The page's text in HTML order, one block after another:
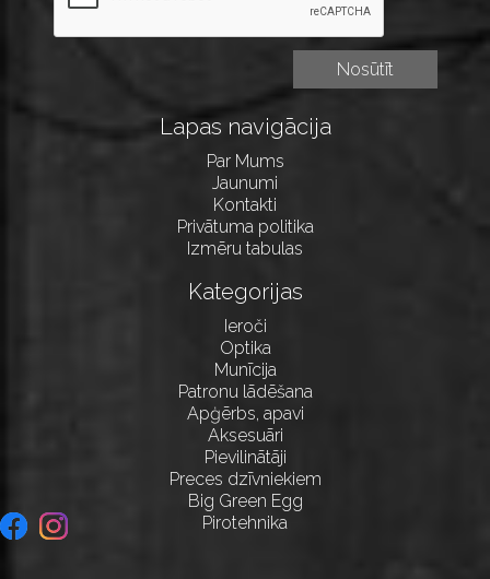
Lapas navigācija
Par Mums
Jaunumi
Kontakti
Privātuma politika
Izmēru tabulas
Kategorijas
Ieroči
Optika
Munīcija
Patronu lādēšana
Apģērbs, apavi
Aksesuāri
Pievilinātāji
Preces dzīvniekiem
Big Green Egg
Pirotehnika